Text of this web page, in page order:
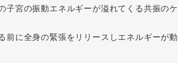
子宮の振動エネルギーが溢れてくる共振の
前に全身の緊張をリリースしエネルギーが